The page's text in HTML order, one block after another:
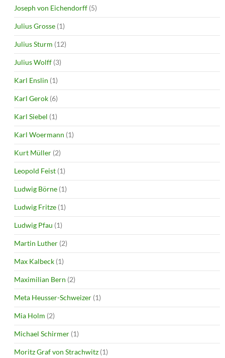
Joseph von Eichendorff (5)
Julius Grosse (1)
Julius Sturm (12)
Julius Wolff (3)
Karl Enslin (1)
Karl Gerok (6)
Karl Siebel (1)
Karl Woermann (1)
Kurt Müller (2)
Leopold Feist (1)
Ludwig Börne (1)
Ludwig Fritze (1)
Ludwig Pfau (1)
Martin Luther (2)
Max Kalbeck (1)
Maximilian Bern (2)
Meta Heusser-Schweizer (1)
Mia Holm (2)
Michael Schirmer (1)
Moritz Graf von Strachwitz (1)